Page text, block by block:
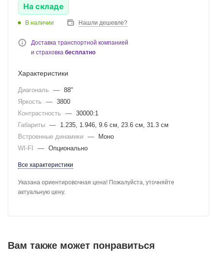
На складе
В наличии Нашли дешевле?
Доставка транспортной компанией
и страховка бесплатно
Характеристики
Диагональ — 88"
Яркость
— 3800
Контрастность
— 30000:1
Габариты —
1.235, 1.946, 9.6 см, 23.6 см, 31.3 см
Встроенные динамики —
Моно
WI-FI
— Опционально
Все характеристики
Указана ориентировочная цена! Пожалуйста, уточняйте
актуальную цену.
Вам также может понравиться